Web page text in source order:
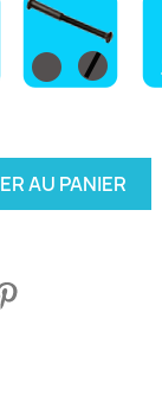
AU PANIER